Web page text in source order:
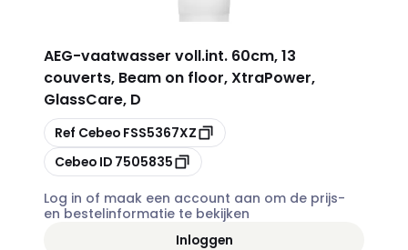
AEG-vaatwasser voll.int. 60cm, 13
couverts, Beam on floor, XtraPower,
GlassCare, D
Kopiëren
Ref Cebeo FSS5367XZ
Kopiëren
Cebeo ID 7505835
Log in of maak een account aan om de prijs-
en bestelinformatie te bekijken
Inloggen